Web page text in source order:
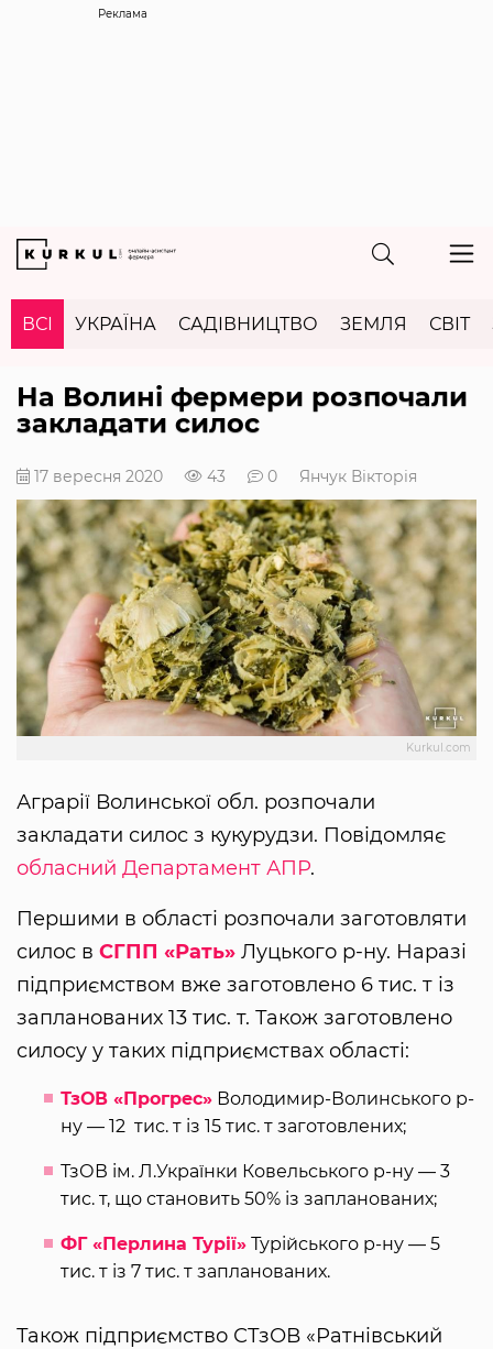
Реклама
ВСІ УКРАЇНА САДІВНИЦТВО ЗЕМЛЯ СВІТ
На Волині фермери розпочали
закладати силос
17 вересня 2020 43 0 Янчук Вікторія
Kurkul.com
Аграрії Волинської обл. розпочали
закладати силос з кукурудзи. Повідомляє
обласний Департамент АПР.
Першими в області розпочали заготовляти
силос в СГПП «Рать» Луцького р-ну. Наразі
підприємством вже заготовлено 6 тис. т із
запланованих 13 тис. т. Також заготовлено
силосу у таких підприємствах області:
ТзОВ «Прогрес» Володимир-Волинського р-
ну — 12 тис. т із 15 тис. т заготовлених;
ТзОВ ім. Л.Українки Ковельського р-ну — 3
тис. т, що становить 50% із запланованих;
ФГ «Перлина Турії» Турійського р-ну — 5
тис. т із 7 тис. т запланованих.
Також підприємство СТзОВ «Ратнівський